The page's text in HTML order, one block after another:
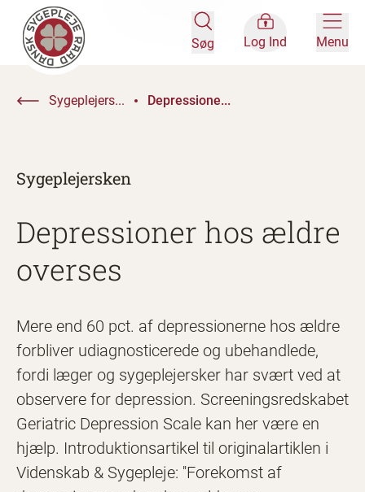
Søg Log Ind Menu
Sygeplejers... Depressione...
Sygeplejersken
Depressioner hos ældre
overses
Mere end 60 pct. af depressionerne hos ældre
forbliver udiagnosticerede og ubehandlede,
fordi læger og sygeplejersker har svært ved at
observere for depression. Screeningsredskabet
Geriatric Depression Scale kan her være en
hjælp. Introduktionsartikel til originalartiklen i
Videnskab & Sygepleje: ''Forekomst af